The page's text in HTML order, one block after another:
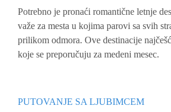
Potrebno je pronaći romantične letnje
važe za mesta u kojima parovi sa svih
prilikom odmora. Ove destinacije
koje se preporučuju za medeni mesec.
PUTOVANJE SA LJUBIMCEM